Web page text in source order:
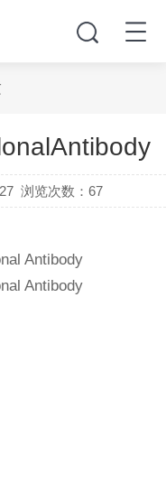
浏览次数：67
Antibody
Antibody